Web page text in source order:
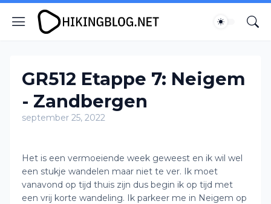
GR512 Etappe 7: Neigem
- Zandbergen
september 25, 2022
Het is een vermoeiende week geweest en ik wil wel
een stukje wandelen maar niet te ver. Ik moet
vanavond op tijd thuis zijn dus begin ik op tijd met
een vrij korte wandeling. Ik parkeer me in Neigem op